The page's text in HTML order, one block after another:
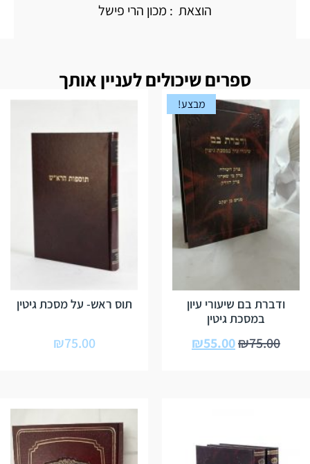
הוצאת : מכון הרי פישל
ספרים שיכולים לעניין אותך
מבצע!
ודברת בם שיעורי עיון
במסכת גיטין
₪75.00
₪55.00
תוס ראש- על מסכת גיטין
₪75.00